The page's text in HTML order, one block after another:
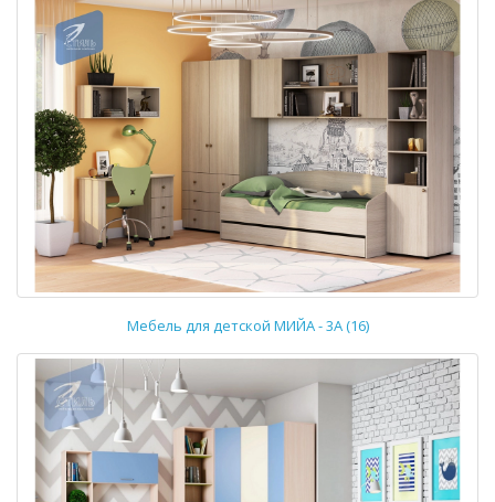
Мебель для детской МИЙА - 3А (16)